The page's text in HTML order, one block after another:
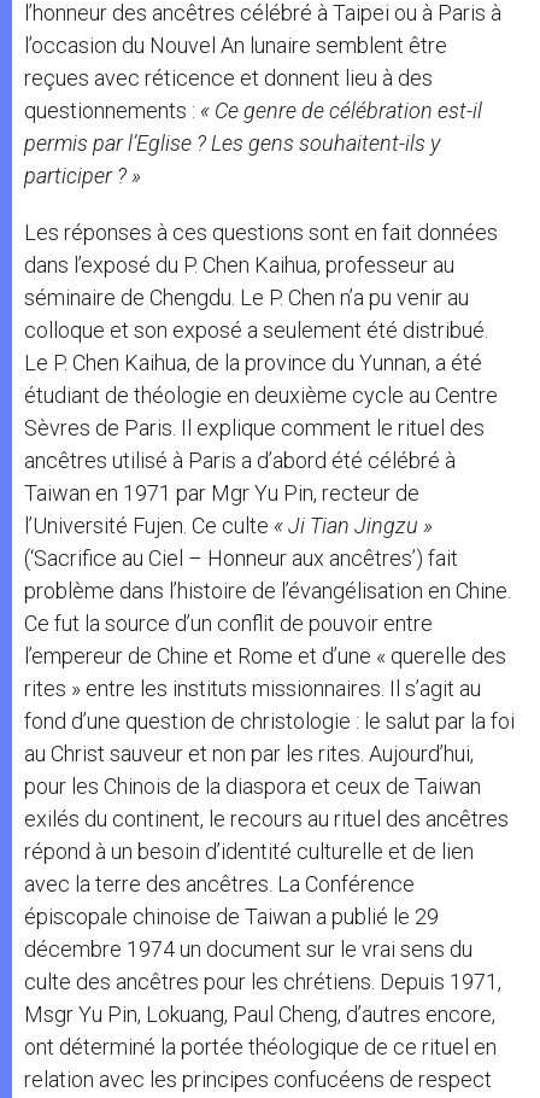
l’honneur des ancêtres célébré à Taipei ou à Paris à
l’occasion du Nouvel An lunaire semblent être
reçues avec réticence et donnent lieu à des
questionnements : « Ce genre de célébration est-il
permis par l’Eglise ? Les gens souhaitent-ils y
participer ? »
Les réponses à ces questions sont en fait données
dans l’exposé du P. Chen Kaihua, professeur au
séminaire de Chengdu. Le P. Chen n’a pu venir au
colloque et son exposé a seulement été distribué.
Le P. Chen Kaihua, de la province du Yunnan, a été
étudiant de théologie en deuxième cycle au Centre
Sèvres de Paris. Il explique comment le rituel des
ancêtres utilisé à Paris a d’abord été célébré à
Taiwan en 1971 par Mgr Yu Pin, recteur de
l’Université Fujen. Ce culte « Ji Tian Jingzu »
(‘Sacrifice au Ciel – Honneur aux ancêtres’) fait
problème dans l’histoire de l’évangélisation en Chine.
Ce fut la source d’un conflit de pouvoir entre
l’empereur de Chine et Rome et d’une « querelle des
rites » entre les instituts missionnaires. Il s’agit au
fond d’une question de christologie : le salut par la foi
au Christ sauveur et non par les rites. Aujourd’hui,
pour les Chinois de la diaspora et ceux de Taiwan
exilés du continent, le recours au rituel des ancêtres
répond à un besoin d’identité culturelle et de lien
avec la terre des ancêtres. La Conférence
épiscopale chinoise de Taiwan a publié le 29
décembre 1974 un document sur le vrai sens du
culte des ancêtres pour les chrétiens. Depuis 1971,
Msgr Yu Pin, Lokuang, Paul Cheng, d’autres encore,
ont déterminé la portée théologique de ce rituel en
relation avec les principes confucéens de respect